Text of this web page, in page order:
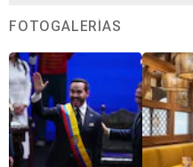
FOTOGALERÍAS